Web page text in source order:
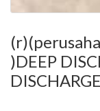
)DEEP
DISCHARGE